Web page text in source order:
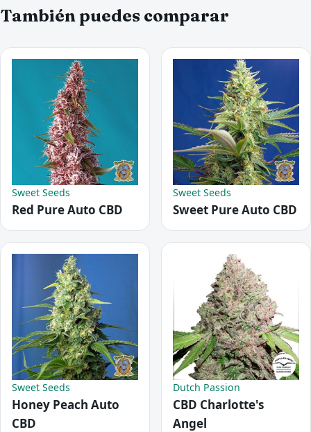
También puedes comparar
Sweet Seeds
Red Pure Auto CBD
Sweet Seeds
Sweet Pure Auto CBD
Sweet Seeds
Honey Peach Auto
CBD
Dutch Passion
CBD Charlotte's
Angel